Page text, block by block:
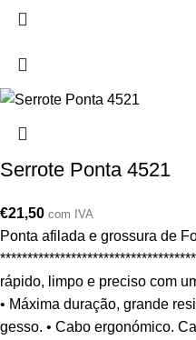
Serrote Ponta 4521
€21,50 com IVA
Ponta afilada e grossura de
rápido, limpo e preciso com
• Máxima duração, grande
gesso. • Cabo ergonómico.